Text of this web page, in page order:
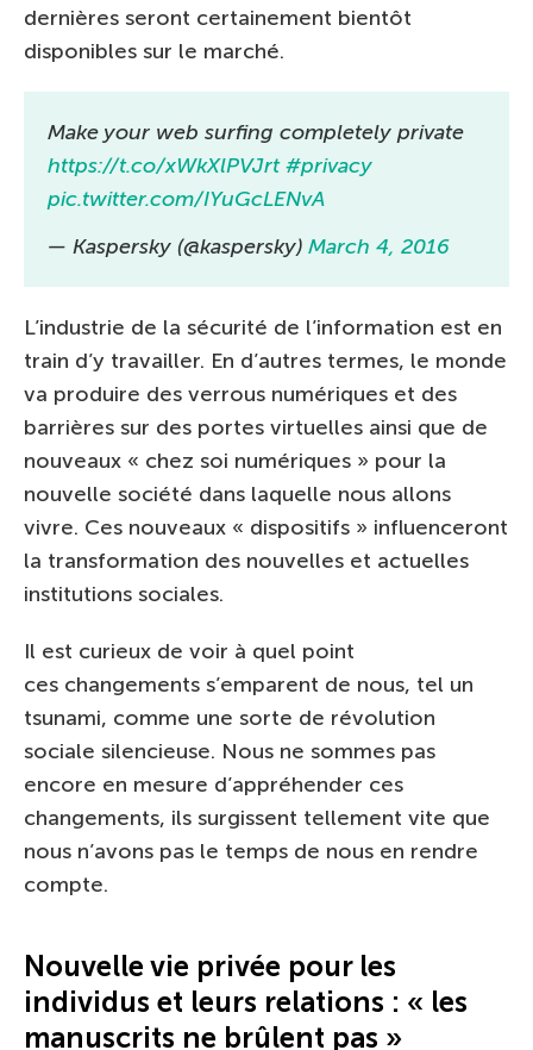
dernières seront certainement bientôt
disponibles sur le marché.
Make your web surfing completely private
https://t.co/xWkXlPVJrt #privacy
pic.twitter.com/IYuGcLENvA
— Kaspersky (@kaspersky) March 4, 2016
L’industrie de la sécurité de l’information est en
train d’y travailler. En d’autres termes, le monde
va produire des verrous numériques et des
barrières sur des portes virtuelles ainsi que de
nouveaux « chez soi numériques » pour la
nouvelle société dans laquelle nous allons
vivre. Ces nouveaux « dispositifs » influenceront
la transformation des nouvelles et actuelles
institutions sociales.
Il est curieux de voir à quel point
ces changements s’emparent de nous, tel un
tsunami, comme une sorte de révolution
sociale silencieuse. Nous ne sommes pas
encore en mesure d’appréhender ces
changements, ils surgissent tellement vite que
nous n’avons pas le temps de nous en rendre
compte.
Nouvelle vie privée pour les
individus et leurs relations : « les
manuscrits ne brûlent pas »